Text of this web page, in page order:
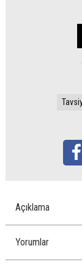
Açıklama
Yorumlar